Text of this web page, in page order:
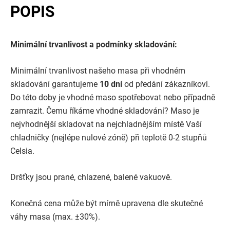
POPIS
Minimální trvanlivost a podmínky skladování:
Minimální trvanlivost našeho masa při vhodném
skladování garantujeme 10 dníod předání zákazníkovi.
Do této doby je vhodné maso spotřebovat nebo případně
zamrazit. Čemu říkáme vhodné skladování? Maso je
nejvhodnější skladovat na nejchladnějším místě Vaší
chladničky (nejlépe nulové zóně) při teplotě 0-2 stupňů
Celsia.
Dršťky jsou prané, chlazené, balené vakuově.
Konečná cena může být mírně upravena dle skutečné
váhy masa (max. ±30%).